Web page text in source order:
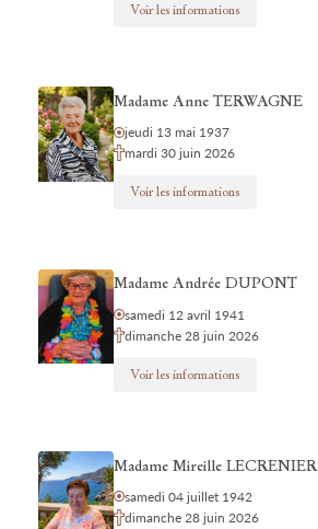
Voir les informations
Madame Anne TERWAGNE
jeudi 13 mai 1937
mardi 30 juin 2026
Voir les informations
Madame Andrée DUPONT
samedi 12 avril 1941
dimanche 28 juin 2026
Voir les informations
Madame Mireille LECRENIER
samedi 04 juillet 1942
dimanche 28 juin 2026